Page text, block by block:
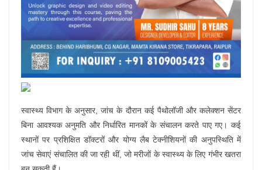
स्वास्थ्य विभाग के अनुसार, जांच के दौरान कई पैथोलॉजी और कलेक्शन सेंटर
बिना आवश्यक अनुमति और निर्धारित मानकों के संचालन करते पाए गए। कई
स्थानों पर प्रशिक्षित डॉक्टरों और योग्य लैब टेक्नीशियनों की अनुपस्थिति में
जांच सेवाएं संचालित की जा रही थीं, जो मरीजों के स्वास्थ्य के लिए गंभीर खतरा